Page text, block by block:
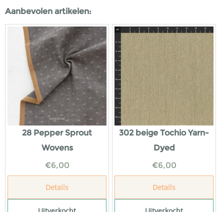
Aanbevolen artikelen:
28 Pepper Sprout
Wovens
€6,00
Details
302 beige Tochio Yarn-
Dyed
€6,00
Details